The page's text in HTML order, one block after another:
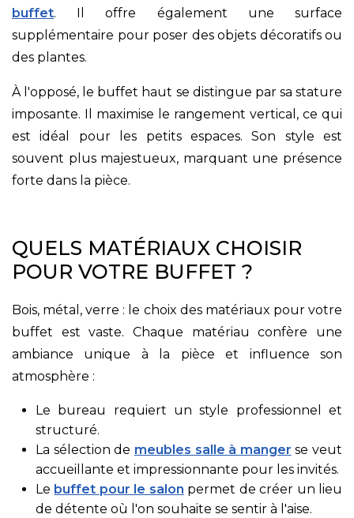
buffet. Il offre également une surface
supplémentaire pour poser des objets décoratifs ou
des plantes.
À l'opposé, le buffet haut se distingue par sa stature
imposante. Il maximise le rangement vertical, ce qui
est idéal pour les petits espaces. Son style est
souvent plus majestueux, marquant une présence
forte dans la pièce.
QUELS MATÉRIAUX CHOISIR
POUR VOTRE BUFFET ?
Bois, métal, verre : le choix des matériaux pour votre
buffet est vaste. Chaque matériau confère une
ambiance unique à la pièce et influence son
atmosphère :
Le bureau requiert un style professionnel et
structuré.
La sélection de meubles salle à manger se veut
accueillante et impressionnante pour les invités.
Le buffet pour le salon permet de créer un lieu
de détente où l'on souhaite se sentir à l'aise.